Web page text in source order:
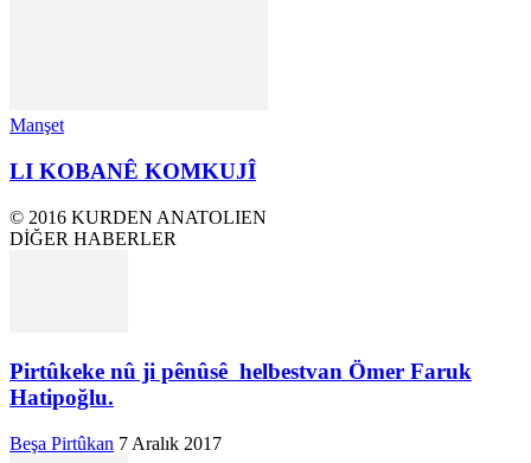
Manşet
LI KOBANÊ KOMKUJÎ
© 2016 KURDEN ANATOLIEN
DİĞER HABERLER
Pirtûkeke nû ji pênûsê helbestvan Ömer Faruk
Hatipoğlu.
Beşa Pirtûkan 7 Aralık 2017